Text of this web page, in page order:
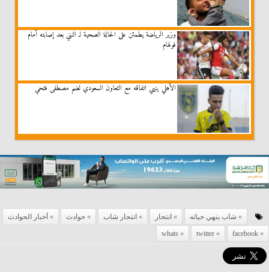
وزير الرياضة يطمئن على الحالة الصحية لـ النني بعد إصابته أمام
فولهام
الأهلي ينهي اتفاقه مع التعاون السعودي لضم مصطفى فتحي
شاب ينهي حياته انتحار انتحار شاب حوادث
أخبار الحوادث
facebook
twitter
whats